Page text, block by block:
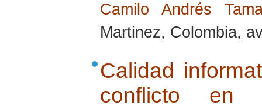
Camilo Andrés
Martinez, Colombia,
Calidad
conflicto en